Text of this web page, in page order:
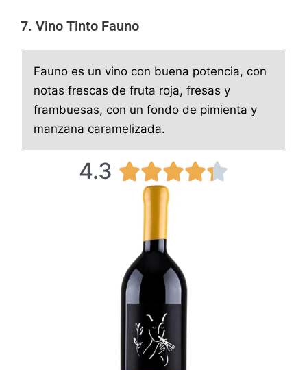
7. Vino Tinto Fauno
Fauno es un vino con buena potencia, con
notas frescas de fruta roja, fresas y
frambuesas, con un fondo de pimienta y
manzana caramelizada.
4.3 